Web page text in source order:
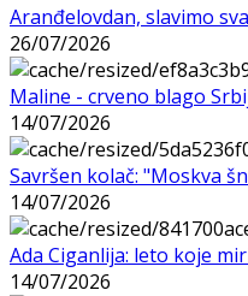
Aranđelovdan, slavimo
26/07/2026
Maline - crveno blago
14/07/2026
Savršen kolač: "Moskva
14/07/2026
Ada Ciganlija: leto koje
14/07/2026